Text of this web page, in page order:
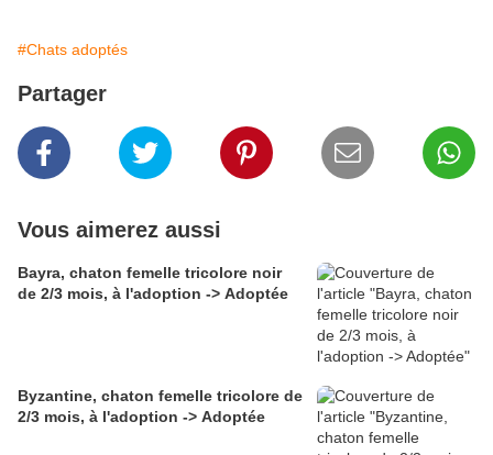
#Chats adoptés
Partager
Vous aimerez aussi
Bayra, chaton femelle tricolore noir
de 2/3 mois, à l'adoption -> Adoptée
Byzantine, chaton femelle tricolore de
2/3 mois, à l'adoption -> Adoptée